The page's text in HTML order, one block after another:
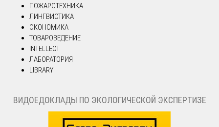
ПОЖАРОТЕХНИКА
ЛИНГВИСТИКА
ЭКОНОМИКА
ТОВАРОВЕДЕНИЕ
INTELLECT
ЛАБОРАТОРИЯ
LIBRARY
ВИДОЕДОКЛАДЫ ПО ЭКОЛОГИЧЕСКОЙ ЭКСПЕРТИЗЕ